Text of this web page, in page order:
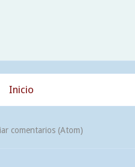
Inicio
comentarios (Atom)